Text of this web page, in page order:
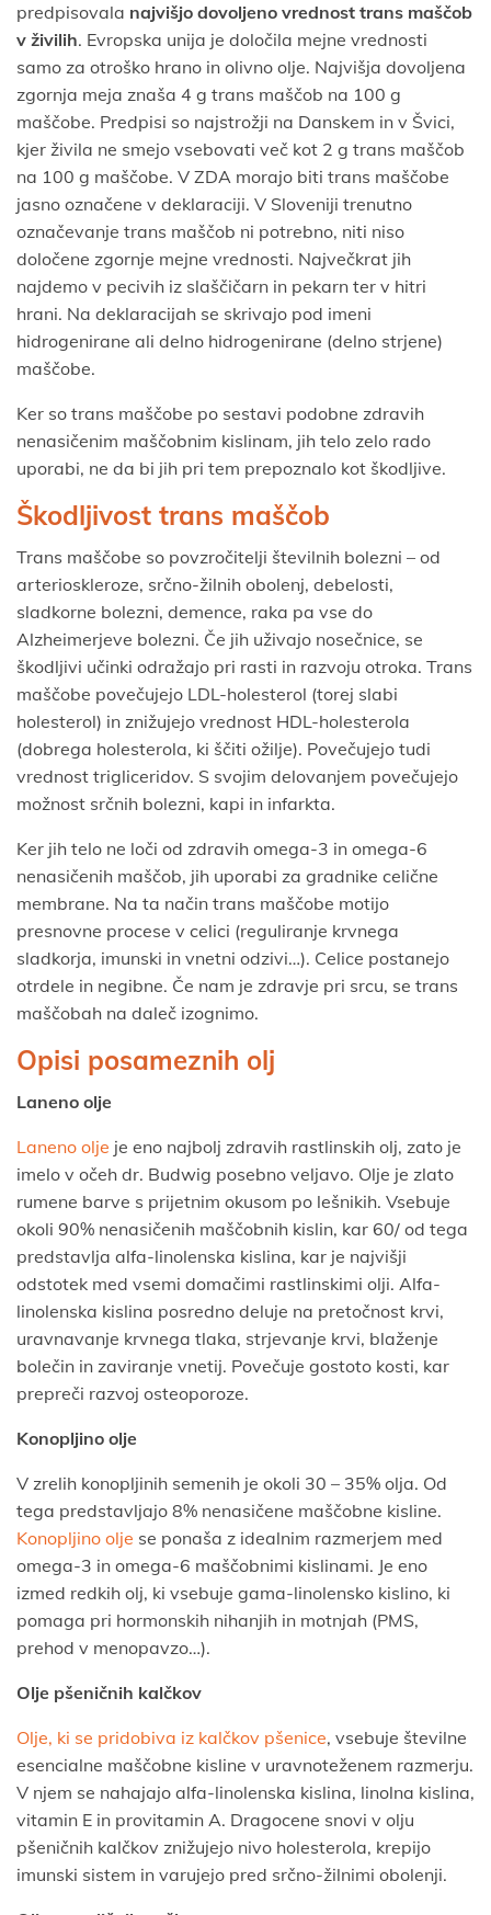
predpisovala najvišjo dovoljeno vrednost trans maščob
v živilih. Evropska unija je določila mejne vrednosti
samo za otroško hrano in olivno olje. Najvišja dovoljena
zgornja meja znaša 4 g trans maščob na 100 g
maščobe. Predpisi so najstrožji na Danskem in v Švici,
kjer živila ne smejo vsebovati več kot 2 g trans maščob
na 100 g maščobe. V ZDA morajo biti trans maščobe
jasno označene v deklaraciji. V Sloveniji trenutno
označevanje trans maščob ni potrebno, niti niso
določene zgornje mejne vrednosti. Največkrat jih
najdemo v pecivih iz slaščičarn in pekarn ter v hitri
hrani. Na deklaracijah se skrivajo pod imeni
hidrogenirane ali delno hidrogenirane (delno strjene)
maščobe.
Ker so trans maščobe po sestavi podobne zdravih
nenasičenim maščobnim kislinam, jih telo zelo rado
uporabi, ne da bi jih pri tem prepoznalo kot škodljive.
Škodljivost trans maščob
Trans maščobe so povzročitelji številnih bolezni – od
arterioskleroze, srčno-žilnih obolenj, debelosti,
sladkorne bolezni, demence, raka pa vse do
Alzheimerjeve bolezni. Če jih uživajo nosečnice, se
škodljivi učinki odražajo pri rasti in razvoju otroka. Trans
maščobe povečujejo LDL-holesterol (torej slabi
holesterol) in znižujejo vrednost HDL-holesterola
(dobrega holesterola, ki ščiti ožilje). Povečujejo tudi
vrednost trigliceridov. S svojim delovanjem povečujejo
možnost srčnih bolezni, kapi in infarkta.
Ker jih telo ne loči od zdravih omega-3 in omega-6
nenasičenih maščob, jih uporabi za gradnike celične
membrane. Na ta način trans maščobe motijo
presnovne procese v celici (reguliranje krvnega
sladkorja, imunski in vnetni odzivi…). Celice postanejo
otrdele in negibne. Če nam je zdravje pri srcu, se trans
maščobah na daleč izognimo.
Opisi posameznih olj
Laneno olje
Laneno olje je eno najbolj zdravih rastlinskih olj, zato je
imelo v očeh dr. Budwig posebno veljavo. Olje je zlato
rumene barve s prijetnim okusom po lešnikih. Vsebuje
okoli 90% nenasičenih maščobnih kislin, kar 60/ od tega
predstavlja alfa-linolenska kislina, kar je najvišji
odstotek med vsemi domačimi rastlinskimi olji. Alfa-
linolenska kislina posredno deluje na pretočnost krvi,
uravnavanje krvnega tlaka, strjevanje krvi, blaženje
bolečin in zaviranje vnetij. Povečuje gostoto kosti, kar
prepreči razvoj osteoporoze.
Konopljino olje
V zrelih konopljinih semenih je okoli 30 – 35% olja. Od
tega predstavljajo 8% nenasičene maščobne kisline.
Konopljino olje se ponaša z idealnim razmerjem med
omega-3 in omega-6 maščobnimi kislinami. Je eno
izmed redkih olj, ki vsebuje gama-linolensko kislino, ki
pomaga pri hormonskih nihanjih in motnjah (PMS,
prehod v menopavzo…).
Olje pšeničnih kalčkov
Olje, ki se pridobiva iz kalčkov pšenice, vsebuje številne
esencialne maščobne kisline v uravnoteženem razmerju.
V njem se nahajajo alfa-linolenska kislina, linolna kislina,
vitamin E in provitamin A. Dragocene snovi v olju
pšeničnih kalčkov znižujejo nivo holesterola, krepijo
imunski sistem in varujejo pred srčno-žilnimi obolenji.